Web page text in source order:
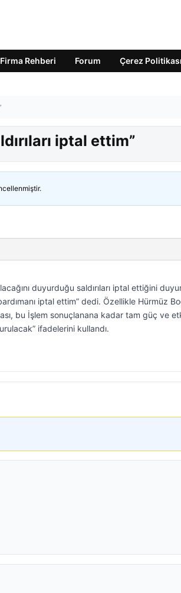
Firma Rehberi Forum Çerez Politikası
iptal ettim”
duyurduğu saldırıları iptal ettiğini
iptal ettim” dedi. Özellikle Hürmüz
bu İşlem sonuçlanana kadar tam güç ve
ifadelerini kullandı.